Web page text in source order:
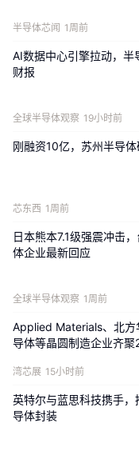
1000倍，来到了10nm
缩化（即光刻技术）以
寸的增大、芯片尺寸的
来说有一点是非常清楚的
看来，摩尔定律所具有
光刻技术主要采用接
则，而是由材料技术发
图3. 集成电路芯片上晶
相比之下，IBM 的罗伯
出的缩放定律（
（MOSFET）的微缩化
曝光，尤其是缩微投影
半导体芯闻 1周前
AI数据中心引擎拉动，
财报
全球半导体观察 19小时前
刚融资10亿，苏州半导体
芯东西 1周前
日本熊本7.1级强震冲击
体企业最新回应
全球半导体观察 1周前
Applied Materials、北方
导体等晶圆制造企业齐
湾芯展 15小时前
英特尔与蓝思科技携手
导体封装